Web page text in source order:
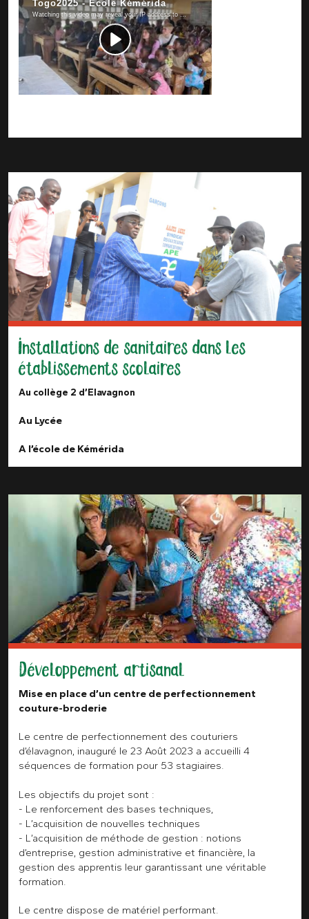
Installations de sanitaires dans les
établissements scolaires
Au collège 2 d’Elavagnon
Au Lycée
A l’école de Kémérida
Développement artisanal
Mise en place d’un centre de perfectionnement
couture-broderie
Le centre de perfectionnement des couturiers
d’élavagnon, inauguré le 23 Août 2023 a accueilli 4
séquences de formation pour 53 stagiaires.
Les objectifs du projet sont :
- Le renforcement des bases techniques,
- L’acquisition de nouvelles techniques
- L’acquisition de méthode de gestion : notions
d’entreprise, gestion administrative et financière, la
gestion des apprentis leur garantissant une véritable
formation.
Le centre dispose de matériel performant.